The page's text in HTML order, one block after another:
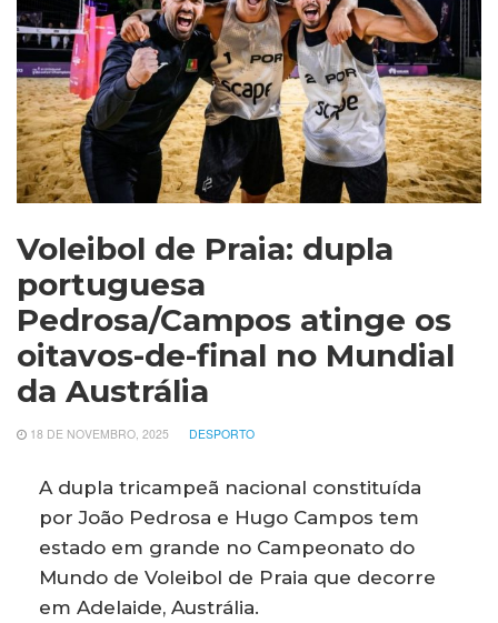
Voleibol de Praia: dupla
portuguesa
Pedrosa/Campos atinge os
oitavos-de-final no Mundial
da Austrália
18 DE NOVEMBRO, 2025 DESPORTO
A dupla tricampeã nacional constituída
por João Pedrosa e Hugo Campos tem
estado em grande no Campeonato do
Mundo de Voleibol de Praia que decorre
em Adelaide, Austrália.